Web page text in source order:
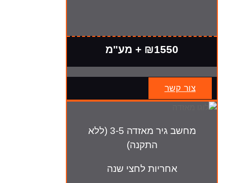
₪1550 + מע"מ
צור קשר
מחשב גיר מאזדה 3-5 (ללא
התקנה)
אחריות לחצי שנה